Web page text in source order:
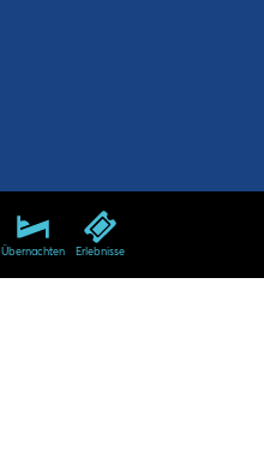
Übernachten Erlebnisse